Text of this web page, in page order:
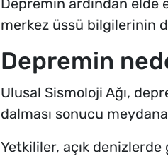
Depremin ardından
merkez üssü bilgilerinin
Depremin
Ulusal Sismoloji Ağı,
dalması sonucu
Yetkililer, açık denizlerde